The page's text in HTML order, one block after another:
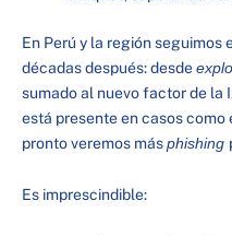
En Perú y la región
décadas después: desde
sumado al nuevo factor de la
está presente en casos
pronto veremos másphishing
Es imprescindible: